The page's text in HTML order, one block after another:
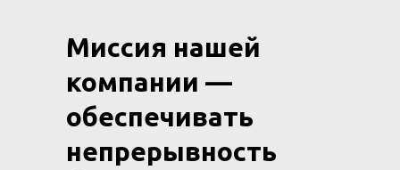
Миссия нашей
компании —
обеспечивать
непрерывность